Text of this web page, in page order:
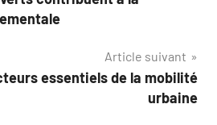
Article suivant
essentiels de la mobilité
urbaine